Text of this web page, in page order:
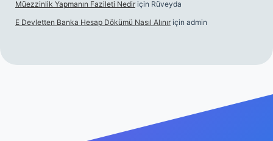
Müezzinlik Yapmanın Fazileti Nedir için Rüveyda
E Devletten Banka Hesap Dökümü Nasıl Alınır için admin